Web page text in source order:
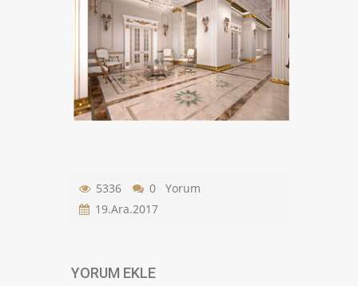
5336
0 Yorum
19.Ara.2017
YORUM EKLE